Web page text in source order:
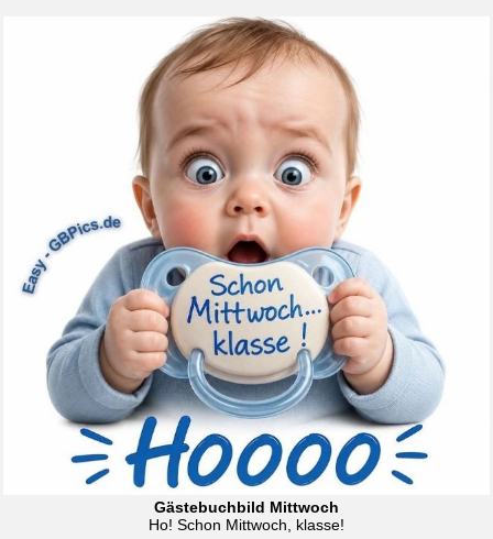
Gästebuchbild Mittwoch
Ho! Schon Mittwoch, klasse!